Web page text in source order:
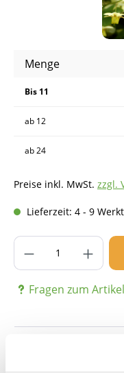
Menge
Bis 11
ab 12
ab24
Preise inkl. MwSt. zzgl.
Lieferzeit: 4 - 9
Produkt
Fragen zum Artikel